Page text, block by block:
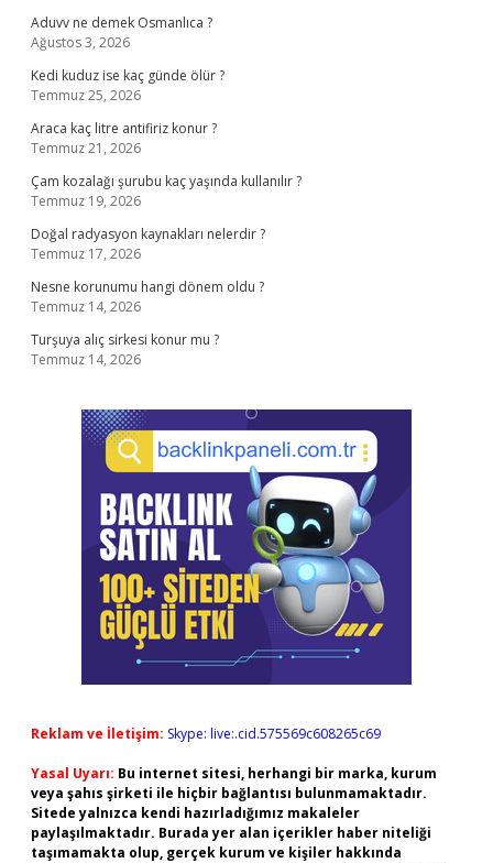
Aduvv ne demek Osmanlıca ?
Ağustos 3, 2026
Kedi kuduz ise kaç günde ölür ?
Temmuz 25, 2026
Araca kaç litre antifiriz konur ?
Temmuz 21, 2026
Çam kozalağı şurubu kaç yaşında kullanılır ?
Temmuz 19, 2026
Doğal radyasyon kaynakları nelerdir ?
Temmuz 17, 2026
Nesne korunumu hangi dönem oldu ?
Temmuz 14, 2026
Turşuya alıç sirkesi konur mu ?
Temmuz 14, 2026
Reklam ve İletişim: Skype: live:.cid.575569c608265c69
Yasal Uyarı: Bu internet sitesi, herhangi bir marka, kurum
veya şahıs şirketi ile hiçbir bağlantısı bulunmamaktadır.
Sitede yalnızca kendi hazırladığımız makaleler
paylaşılmaktadır. Burada yer alan içerikler haber niteliği
taşımamakta olup, gerçek kurum ve kişiler hakkında